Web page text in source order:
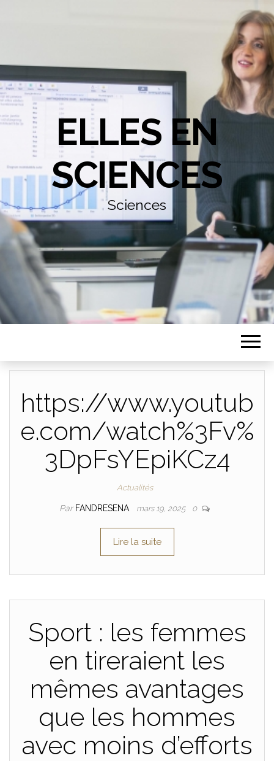
ELLES EN
SCIENCES
Sciences
https://www.youtub
e.com/watch%3Fv%
3DpFsYEpiKCz4
Actualités
Par FANDRESENA mars 19, 2025 0
Lire la suite
Sport : les femmes
en tireraient les
mêmes avantages
que les hommes
avec moins d’efforts